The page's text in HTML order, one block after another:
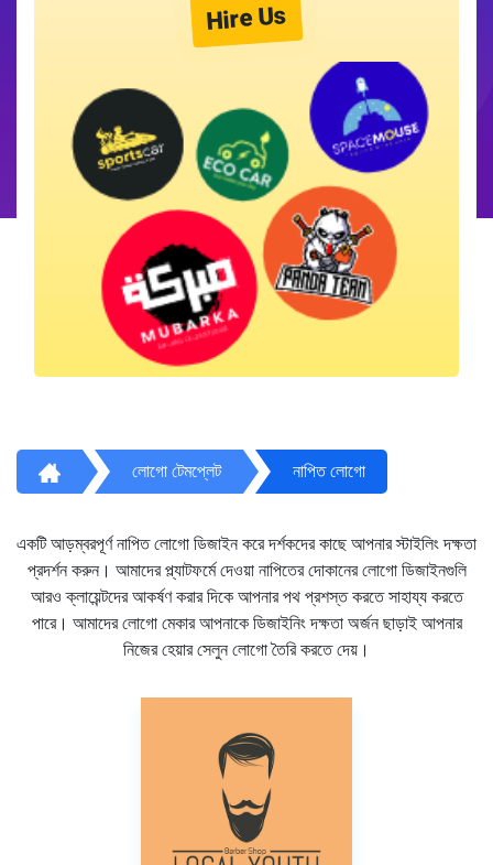
Hire Us
লোগো টেমপ্লেট নাপিত লোগো
একটি আড়ম্বরপূর্ণ নাপিত লোগো ডিজাইন করে দর্শকদের কাছে আপনার স্টাইলিং দক্ষতা
প্রদর্শন করুন। আমাদের প্ল্যাটফর্মে দেওয়া নাপিতের দোকানের লোগো ডিজাইনগুলি
আরও ক্লায়েন্টদের আকর্ষণ করার দিকে আপনার পথ প্রশস্ত করতে সাহায্য করতে
পারে। আমাদের লোগো মেকার আপনাকে ডিজাইনিং দক্ষতা অর্জন ছাড়াই আপনার
নিজের হেয়ার সেলুন লোগো তৈরি করতে দেয়।